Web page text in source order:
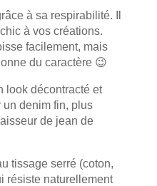
à sa respirabilité. Il
à vos créations.
facilement, mais
du caractère 😉
look décontracté et
un denim fin, plus
de jean de
tissage serré (coton,
résiste naturellement